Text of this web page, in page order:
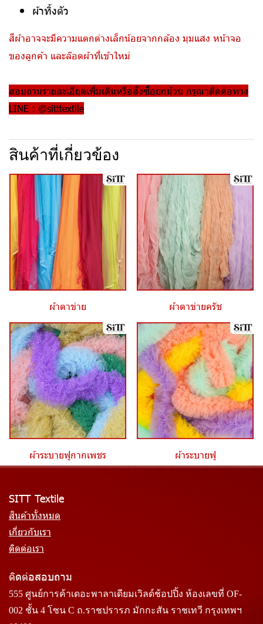
ผ้าทิ้งตัว
สีผ้าอาจจะมีความแตกต่างเล็กน้อยจากกล้อง มุมแสง หน้าจอ
ของลูกค้า และล๊อตผ้าที่เข้าใหม่
สอบถามรายละเอียดเพิ่มเติมหรือสั่งซื้อยกม้วน กรุณาติดต่อทาง
LINE : @sitttextile
สินค้าที่เกี่ยวข้อง
ผ้าตาข่าย ผ้าตาข่ายครัช
ผ้าระบายฟูกากเพชร ผ้าระบายฟู
SITT Textile
สินค้าทั้งหมด
เกี่ยวกับเรา
ติดต่อเรา
ติดต่อสอบถาม
555 ศูนย์การค้าเดอะพาลาเดียมเวิลด์ช้อปปิ้ง ห้องเลขที่ OF-
002 ชั้น 4 โซน C ถ.ราชปรารภ มักกะสัน ราชเทวี กรุงเทพฯ